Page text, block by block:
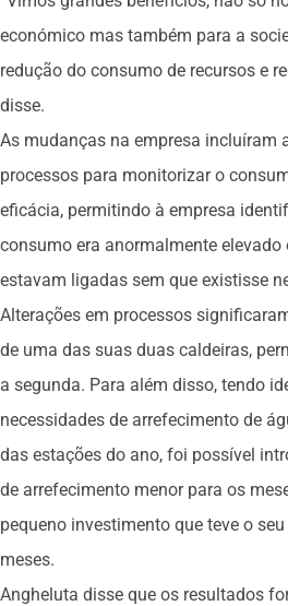
económico mas também para a
redução do consumo de recursos e
disse.
As mudanças na empresa incluíram
processos para monitorizar o
eficácia, permitindo à empresa
consumo era anormalmente
estavam ligadas sem que existisse
Alterações em processos
de uma das suas duas caldeiras,
a segunda. Para além disso, tendo
necessidades de arrefecimento de
das estações do ano, foi possível
de arrefecimento menor para os
pequeno investimento que teve o
meses.
Angheluta disse que os resultados